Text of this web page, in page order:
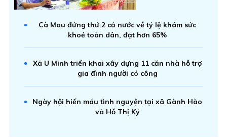
Cà Mau đứng thứ 2 cả nước về tỷ lệ khám sức
khoẻ toàn dân, đạt hơn 65%
Xã U Minh triển khai xây dựng 11 căn nhà hỗ trợ
gia đình người có công
Ngày hội hiến máu tình nguyện tại xã Gành Hào
và Hồ Thị Kỷ